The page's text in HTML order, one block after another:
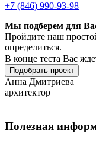
+7 (846) 990-93-98
Мы подберем для
Пройдите наш
определиться.
В конце теста Вас
Подобрать проект
Анна Дмитриева
архитектор
Полезная